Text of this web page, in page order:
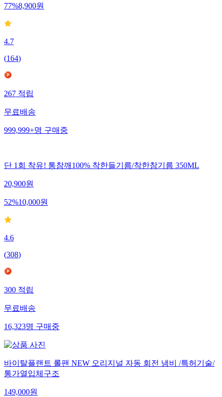
77%8,900원
4.7
(164)
267 적립
무료배송
999,999+명 구매중
단 1회 착유! 통참깨100% 착한들기름/착한참기름 350ML
20,900원
52%10,000원
4.6
(308)
300 적립
무료배송
16,323명 구매중
바이탈플랜트 롤팬 NEW 오리지널 자동 회전 냄비 /특허기술/
통가열입체구조
149,000원